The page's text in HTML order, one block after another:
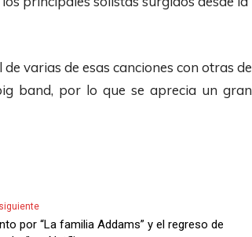
l
varias de esas canciones con otras de
band, por lo que se aprecia un gran
por “La familia Addams” y el regreso de